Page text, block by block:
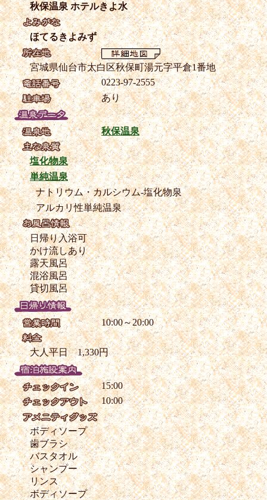
秋保温泉 ホテルきよ水
ほてるきよみず
宮城県仙台市太白区秋保町湯元字平倉1番地
0223-97-2555
あり
秋保温泉
塩化物泉
単純温泉
ナトリウム・カルシウム-塩化物泉
アルカリ性単純温泉
日帰り入浴可
かけ流しあり
露天風呂
混浴風呂
貸切風呂
10:00～20:00
大人平日 1,330円
15:00
10:00
ボディソープ
歯ブラシ
バスタオル
シャンプー
リンス
ボディソープ